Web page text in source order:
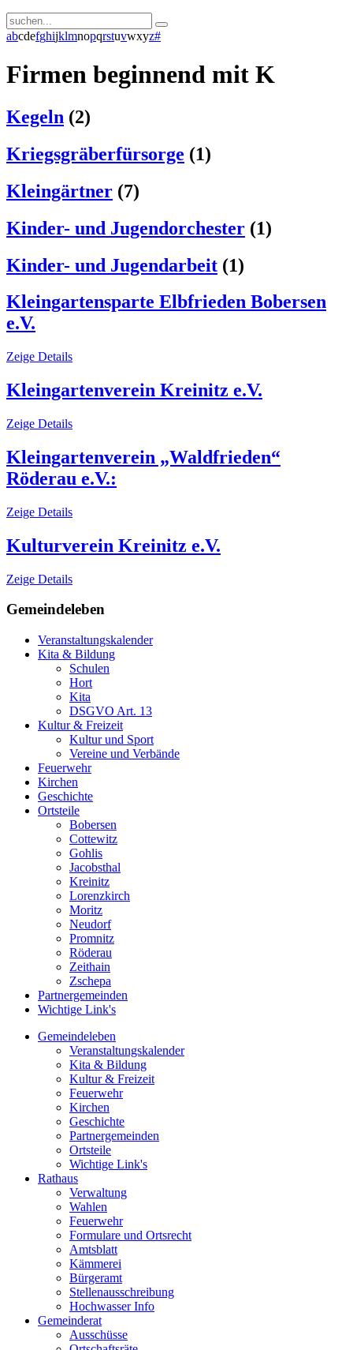
abcdefghijklmnopqrstuvwxyz#
Firmen beginnend mit K
Kegeln (2)
Kriegsgräberfürsorge (1)
Kleingärtner (7)
Kinder- und Jugendorchester (1)
Kinder- und Jugendarbeit (1)
Kleingartensparte Elbfrieden Bobersen
e.V.
Zeige Details
Kleingartenverein Kreinitz e.V.
Zeige Details
Kleingartenverein „Waldfrieden“
Röderau e.V.:
Zeige Details
Kulturverein Kreinitz e.V.
Zeige Details
Gemeindeleben
Veranstaltungskalender
Kita & Bildung
Schulen
Hort
Kita
DSGVO Art. 13
Kultur & Freizeit
Kultur und Sport
Vereine und Verbände
Feuerwehr
Kirchen
Geschichte
Ortsteile
Bobersen
Cottewitz
Gohlis
Jacobsthal
Kreinitz
Lorenzkirch
Moritz
Neudorf
Promnitz
Röderau
Zeithain
Zschepa
Partnergemeinden
Wichtige Link's
Gemeindeleben
Veranstaltungskalender
Kita & Bildung
Kultur & Freizeit
Feuerwehr
Kirchen
Geschichte
Partnergemeinden
Ortsteile
Wichtige Link's
Rathaus
Verwaltung
Wahlen
Feuerwehr
Formulare und Ortsrecht
Amtsblatt
Kämmerei
Bürgeramt
Stellenausschreibung
Hochwasser Info
Gemeinderat
Ausschüsse